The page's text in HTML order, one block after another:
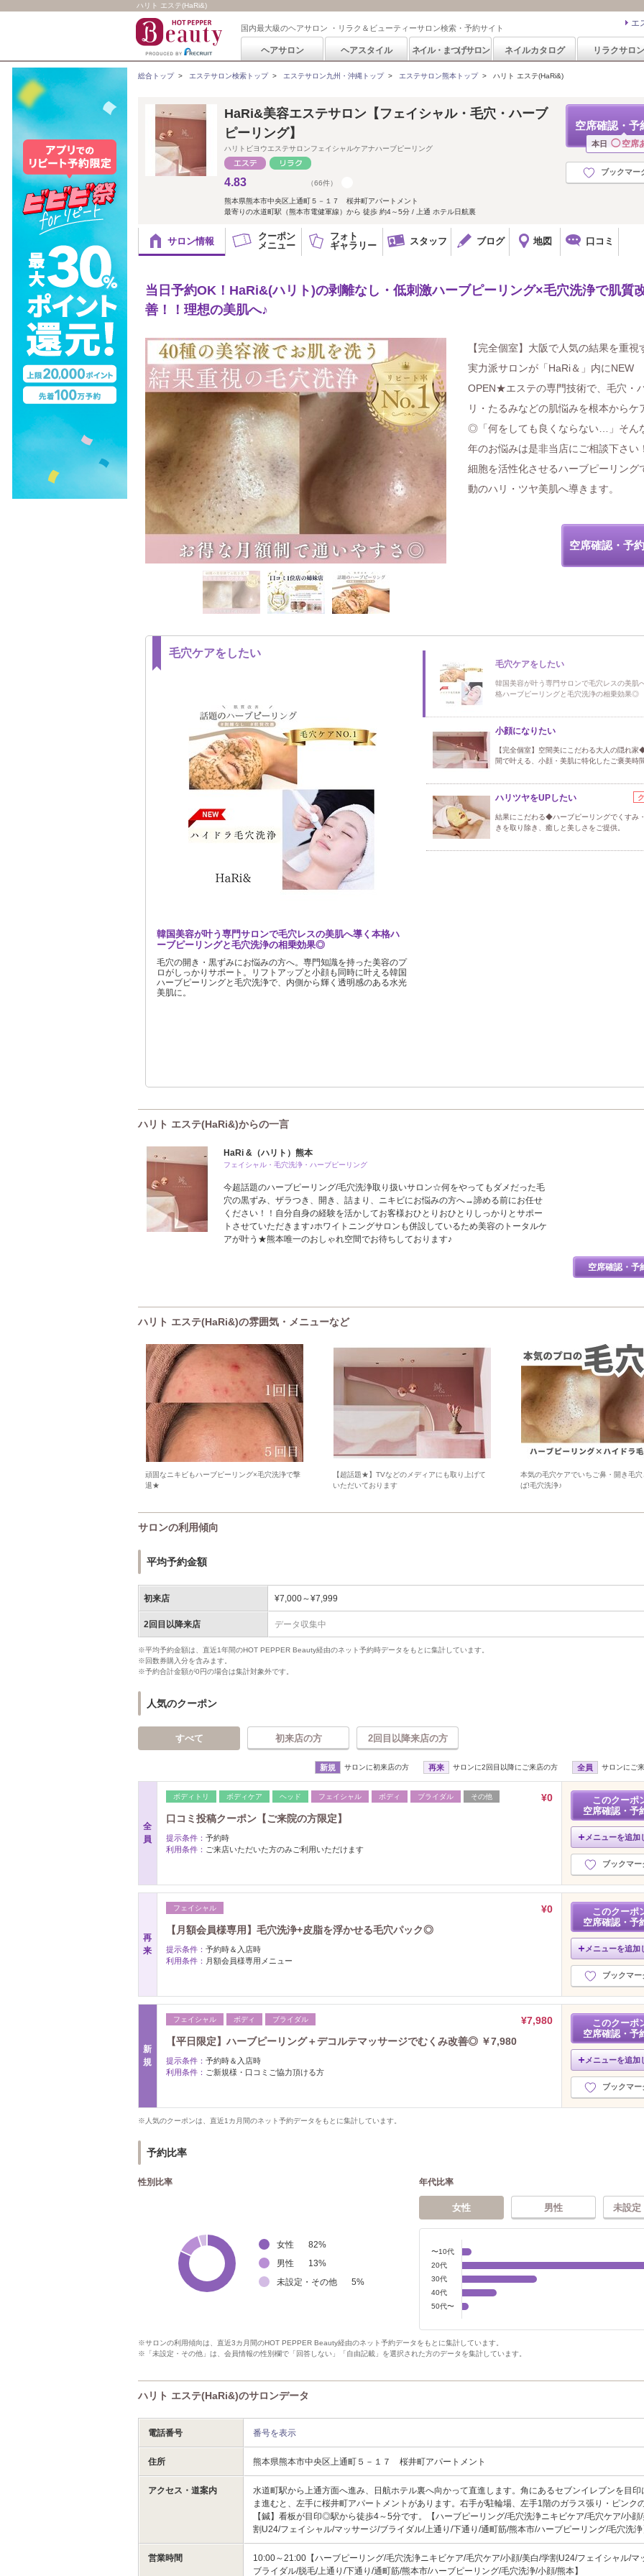
ハリト エステ(HaRi&)
国内最大級のヘアサロン ・リラク＆ビューティーサロン検索・予約サイト エ
ヘアサロン ヘアスタイル ネイル・まつげサロン ネイルカタログ リラクサロン
総合トップ> エステサロン検索トップ> エステサロン九州・沖縄トップ> エステサロン熊本トップ> ハリト エステ(HaRi&)
空席確認・予
本日 ◯ 空席
ブックマー
HaRi&美容エステサロン【フェイシャル・毛穴・ハーブ
ピーリング】
ハリトビヨウエステサロンフェイシャルケアナハーブピーリング
4.83 （66件）
熊本県熊本市中央区上通町５－１７ 桜井町アパートメント
最寄りの水道町駅（熊本市電健軍線）から 徒歩 約4～5分 / 上通 ホテル日航裏
サロン情報
クーポン
メニュー
フォト
ギャラリー
スタッフ ブログ 地図 口コミ
当日予約OK！HaRi&(ハリト)の剥離なし・低刺激ハーブピーリング×毛穴洗浄で肌質
善！！理想の美肌へ♪
【完全個室】大阪で人気の結果を重視
実力派サロンが「HaRi＆」内にNEW
OPEN★エステの専門技術で、毛穴・
リ・たるみなどの肌悩みを根本からケ
◎「何をしても良くならない…」そん
年のお悩みは是非当店にご相談下さい
細胞を活性化させるハーブピーリング
動のハリ・ツヤ美肌へ導きます。
空席確認・予
毛穴ケアをしたい
韓国美容が叶う専門サロンで毛穴レスの美肌へ導く本格ハ
ーブピーリングと毛穴洗浄の相乗効果◎
毛穴の開き・黒ずみにお悩みの方へ。専門知識を持った美容のプ
ロがしっかりサポート。リフトアップと小顔も同時に叶える韓国
ハーブピーリングと毛穴洗浄で、内側から輝く透明感のある水光
美肌に。
毛穴ケアをしたい
韓国美容が叶う専門サロンで毛穴レスの美肌
格ハーブピーリングと毛穴洗浄の相乗効果◎
小顔になりたい
【完全個室】空間美にこだわる大人の隠れ家
間で叶える、小顔・美肌に特化したご褒美時
ハリツヤをUPしたい
結果にこだわる◆ハーブピーリングでくすみ
きを取り除き、癒しと美しさをご提供。
ハリト エステ(HaRi&)からの一言
HaRi &（ハリト）熊本
フェイシャル・毛穴洗浄・ハーブピーリング
今超話題のハーブピーリング/毛穴洗浄取り扱いサロン☆何をやってもダメだった毛
穴の黒ずみ、ザラつき、開き、詰まり、ニキビにお悩みの方へ→諦める前にお任せ
ください！！自分自身の経験を活かしてお客様おひとりおひとりしっかりとサポー
トさせていただきます♪ホワイトニングサロンも併設しているため美容のトータルケ
アが叶う★熊本唯一のおしゃれ空間でお待ちしております♪
空席確認・予
ハリト エステ(HaRi&)の雰囲気・メニューなど
頑固なニキビもハーブピーリング×毛穴洗浄で撃
退★
【超話題★】TVなどのメディアにも取り上げて
いただいております
本気の毛穴ケアでいちご鼻・開き毛
ば!毛穴洗浄♪
サロンの利用傾向
平均予約金額
初来店 ¥7,000～¥7,999
2回目以降来店 データ収集中
※平均予約金額は、直近1年間のHOT PEPPER Beauty経由のネット予約時データをもとに集計しています。
※回数券購入分を含みます。
※予約合計金額が0円の場合は集計対象外です。
人気のクーポン
すべて 初来店の方 2回目以降来店の方
新規 サロンに初来店の方 再来 サロンに2回目以降にご来店の方 全員 サロンにご
全
員
ボディトリ ボディケア ヘッド フェイシャル ボディ ブライダル その他
¥0
口コミ投稿クーポン【ご来院の方限定】
提示条件： 予約時
利用条件： ご来店いただいた方のみご利用いただけます
このクーポ
空席確認・予
メニューを追加
ブックマー
再
来
フェイシャル
¥0
【月額会員様専用】毛穴洗浄+皮脂を浮かせる毛穴パック◎
提示条件： 予約時＆入店時
利用条件： 月額会員様専用メニュー
このクーポ
空席確認・予
メニューを追加
ブックマー
新
規
フェイシャル ボディ ブライダル
¥7,980
【平日限定】ハーブピーリング＋デコルテマッサージでむくみ改善◎ ￥7,980
提示条件： 予約時＆入店時
利用条件： ご新規様・口コミご協力頂ける方
このクーポ
空席確認・予
メニューを追加
ブックマー
※人気のクーポンは、直近1カ月間のネット予約データをもとに集計しています。
予約比率
性別比率
女性 82%
男性
13%
未設定・その他
5%
年代比率
女性 男性 未設定
〜10代
20代
30代
40代
50代〜
※サロンの利用傾向は、直近3カ月間のHOT PEPPER Beauty経由のネット予約データをもとに集計しています。
※「未設定・その他」は、会員情報の性別欄で「回答しない」「自由記載」を選択された方のデータを集計しています。
ハリト エステ(HaRi&)のサロンデータ
電話番号 番号を表示
住所 熊本県熊本市中央区上通町５－１７ 桜井町アパートメント
アクセス・道案内
水道町駅から上通方面へ進み、日航ホテル裏へ向かって直進します。角にあるセブンイレブンを目印
ま進むと、左手に桜井町アパートメントがあります。右手が駐輪場、左手1階のガラス張り・ピンク
【鍼】看板が目印◎駅から徒歩4～5分です。【ハーブピーリング/毛穴洗浄ニキビケア/毛穴ケア/小顔
割U24/フェイシャル/マッサージ/ブライダル/上通り/下通り/通町筋/熊本市/ハーブピーリング/毛穴洗
営業時間
10:00～21:00【ハーブピーリング/毛穴洗浄ニキビケア/毛穴ケア/小顔/美白/学割U24/フェイシャル/マ
ブライダル/脱毛/上通り/下通り/通町筋/熊本市/ハーブピーリング/毛穴洗浄/小顔/熊本】